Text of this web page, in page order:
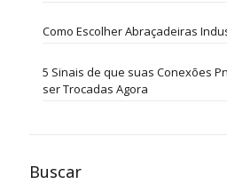
Como Escolher Abraçadeiras
5 Sinais de que suas Conexões
ser Trocadas Agora
Buscar